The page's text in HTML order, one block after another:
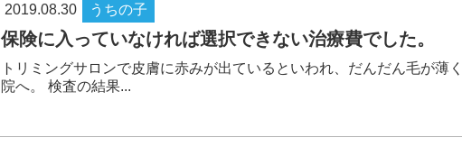
2019.08.30 うちの子
保険に入っていなければ選択できない治療費でした。
トリミングサロンで皮膚に赤みが出ているといわれ、だんだん毛が薄
院へ。 検査の結果...